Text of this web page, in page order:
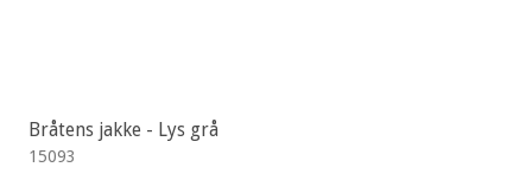
Bråtens jakke - Lys grå
15093